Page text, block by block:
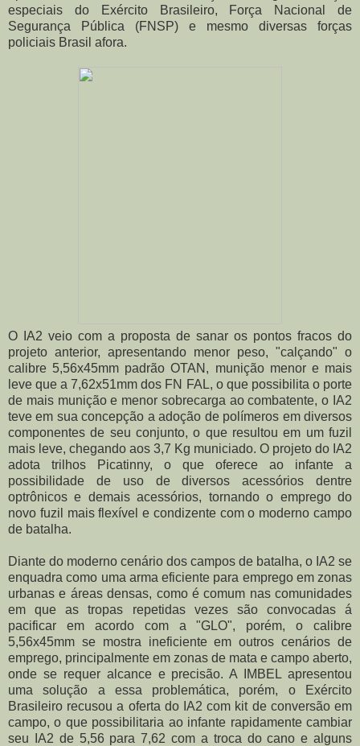
especiais do Exército Brasileiro, Força Nacional de
Segurança Pública (FNSP) e mesmo diversas forças
policiais Brasil afora.
O IA2 veio com a proposta de sanar os pontos fracos do
projeto anterior, apresentando menor peso, "calçando" o
calibre 5,56x45mm padrão OTAN, munição menor e mais
leve que a 7,62x51mm dos FN FAL, o que possibilita o porte
de mais munição e menor sobrecarga ao combatente, o IA2
teve em sua concepção a adoção de polímeros em diversos
componentes de seu conjunto, o que resultou em um fuzil
mais leve, chegando aos 3,7 Kg municiado. O projeto do IA2
adota trilhos Picatinny, o que oferece ao infante a
possibilidade de uso de diversos acessórios dentre
optrônicos e demais acessórios, tornando o emprego do
novo fuzil mais flexível e condizente com o moderno campo
de batalha.
Diante do moderno cenário dos campos de batalha, o IA2 se
enquadra como uma arma eficiente para emprego em zonas
urbanas e áreas densas, como é comum nas comunidades
em que as tropas repetidas vezes são convocadas á
pacificar em acordo com a "GLO", porém, o calibre
5,56x45mm se mostra ineficiente em outros cenários de
emprego, principalmente em zonas de mata e campo aberto,
onde se requer alcance e precisão. A IMBEL apresentou
uma solução a essa problemática, porém, o Exército
Brasileiro recusou a oferta do IA2 com kit de conversão em
campo, o que possibilitaria ao infante rapidamente cambiar
seu IA2 de 5,56 para 7,62 com a troca do cano e alguns